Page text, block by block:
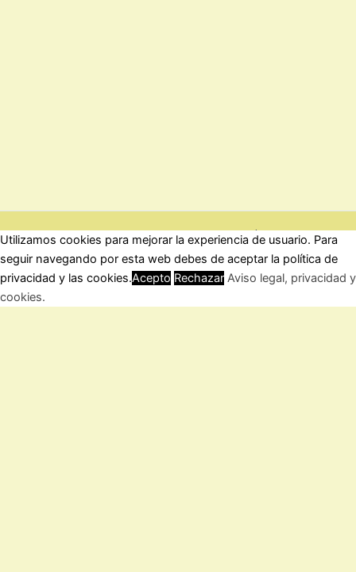
ForoComprasOnline Copyright © 2026 |Privacidad
Utilizamos cookies para mejorar la experiencia de usuario. Para
seguir navegando por esta web debes de aceptar la política de
privacidad y las cookies.Acepto Rechazar Aviso legal, privacidad y
cookies.